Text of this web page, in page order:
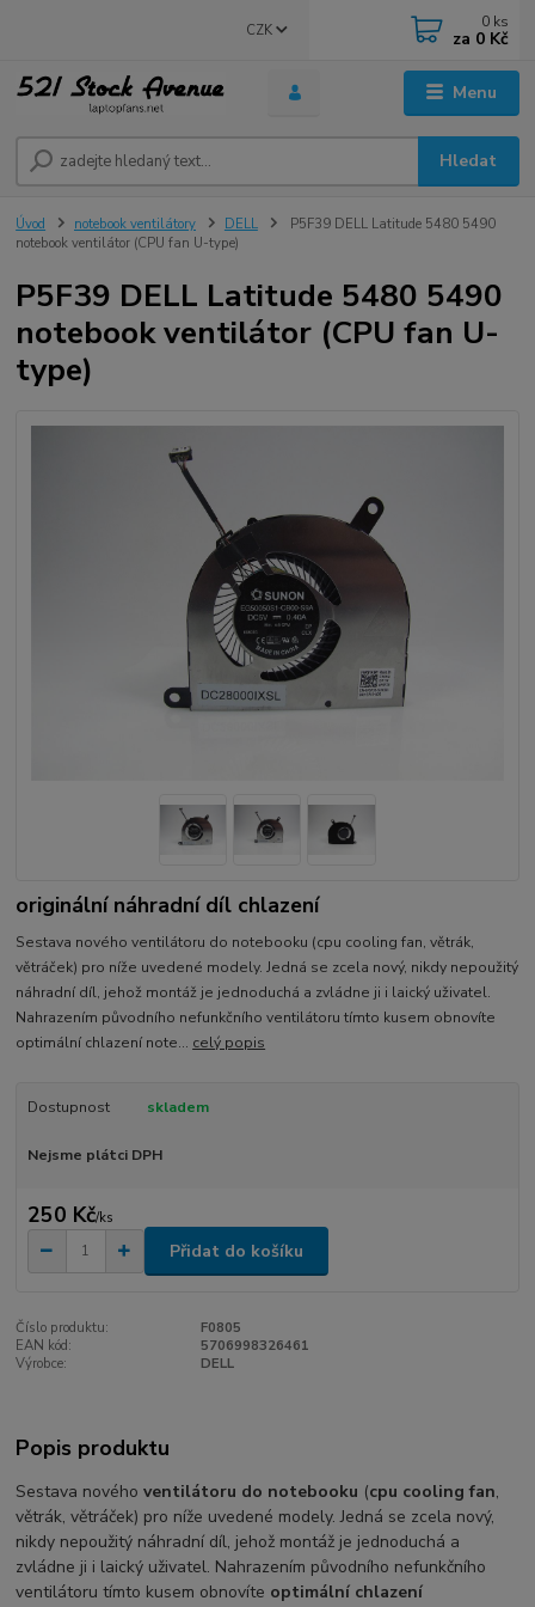
Menu
CZK
Hledat
0 ks
za 0 Kč
Úvod notebook ventilátory DELL
P5F39 DELL Latitude 5480 5490
notebook ventilátor (CPU fan U-type)
P5F39 DELL Latitude 5480 5490
notebook ventilátor (CPU fan U-
type)
originální náhradní díl chlazení
Sestava nového ventilátoru do notebooku (cpu cooling fan, větrák,
větráček) pro níže uvedené modely. Jedná se zcela nový, nikdy nepoužitý
náhradní díl, jehož montáž je jednoduchá a zvládne ji i laický uživatel.
Nahrazením původního nefunkčního ventilátoru tímto kusem obnovíte
optimální chlazení note... celý popis
Dostupnost skladem
Nejsme plátci DPH
250 Kč/ks
Přidat do košíku
Číslo produktu:
F0805
EAN kód:
5706998326461
Výrobce:
DELL
Popis produktu
Sestava novéhoventilátoru do notebooku (cpu cooling fan,
větrák, větráček) pro níže uvedené modely. Jedná se zcela nový,
nikdy nepoužitý náhradní díl, jehož montáž je jednoduchá a
zvládne ji i laický uživatel. Nahrazením původního nefunkčního
ventilátoru tímto kusem obnovíte optimální chlazení